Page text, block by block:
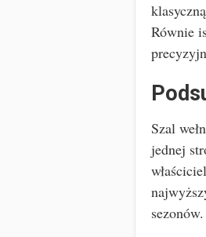
Równie
Szal
jednej